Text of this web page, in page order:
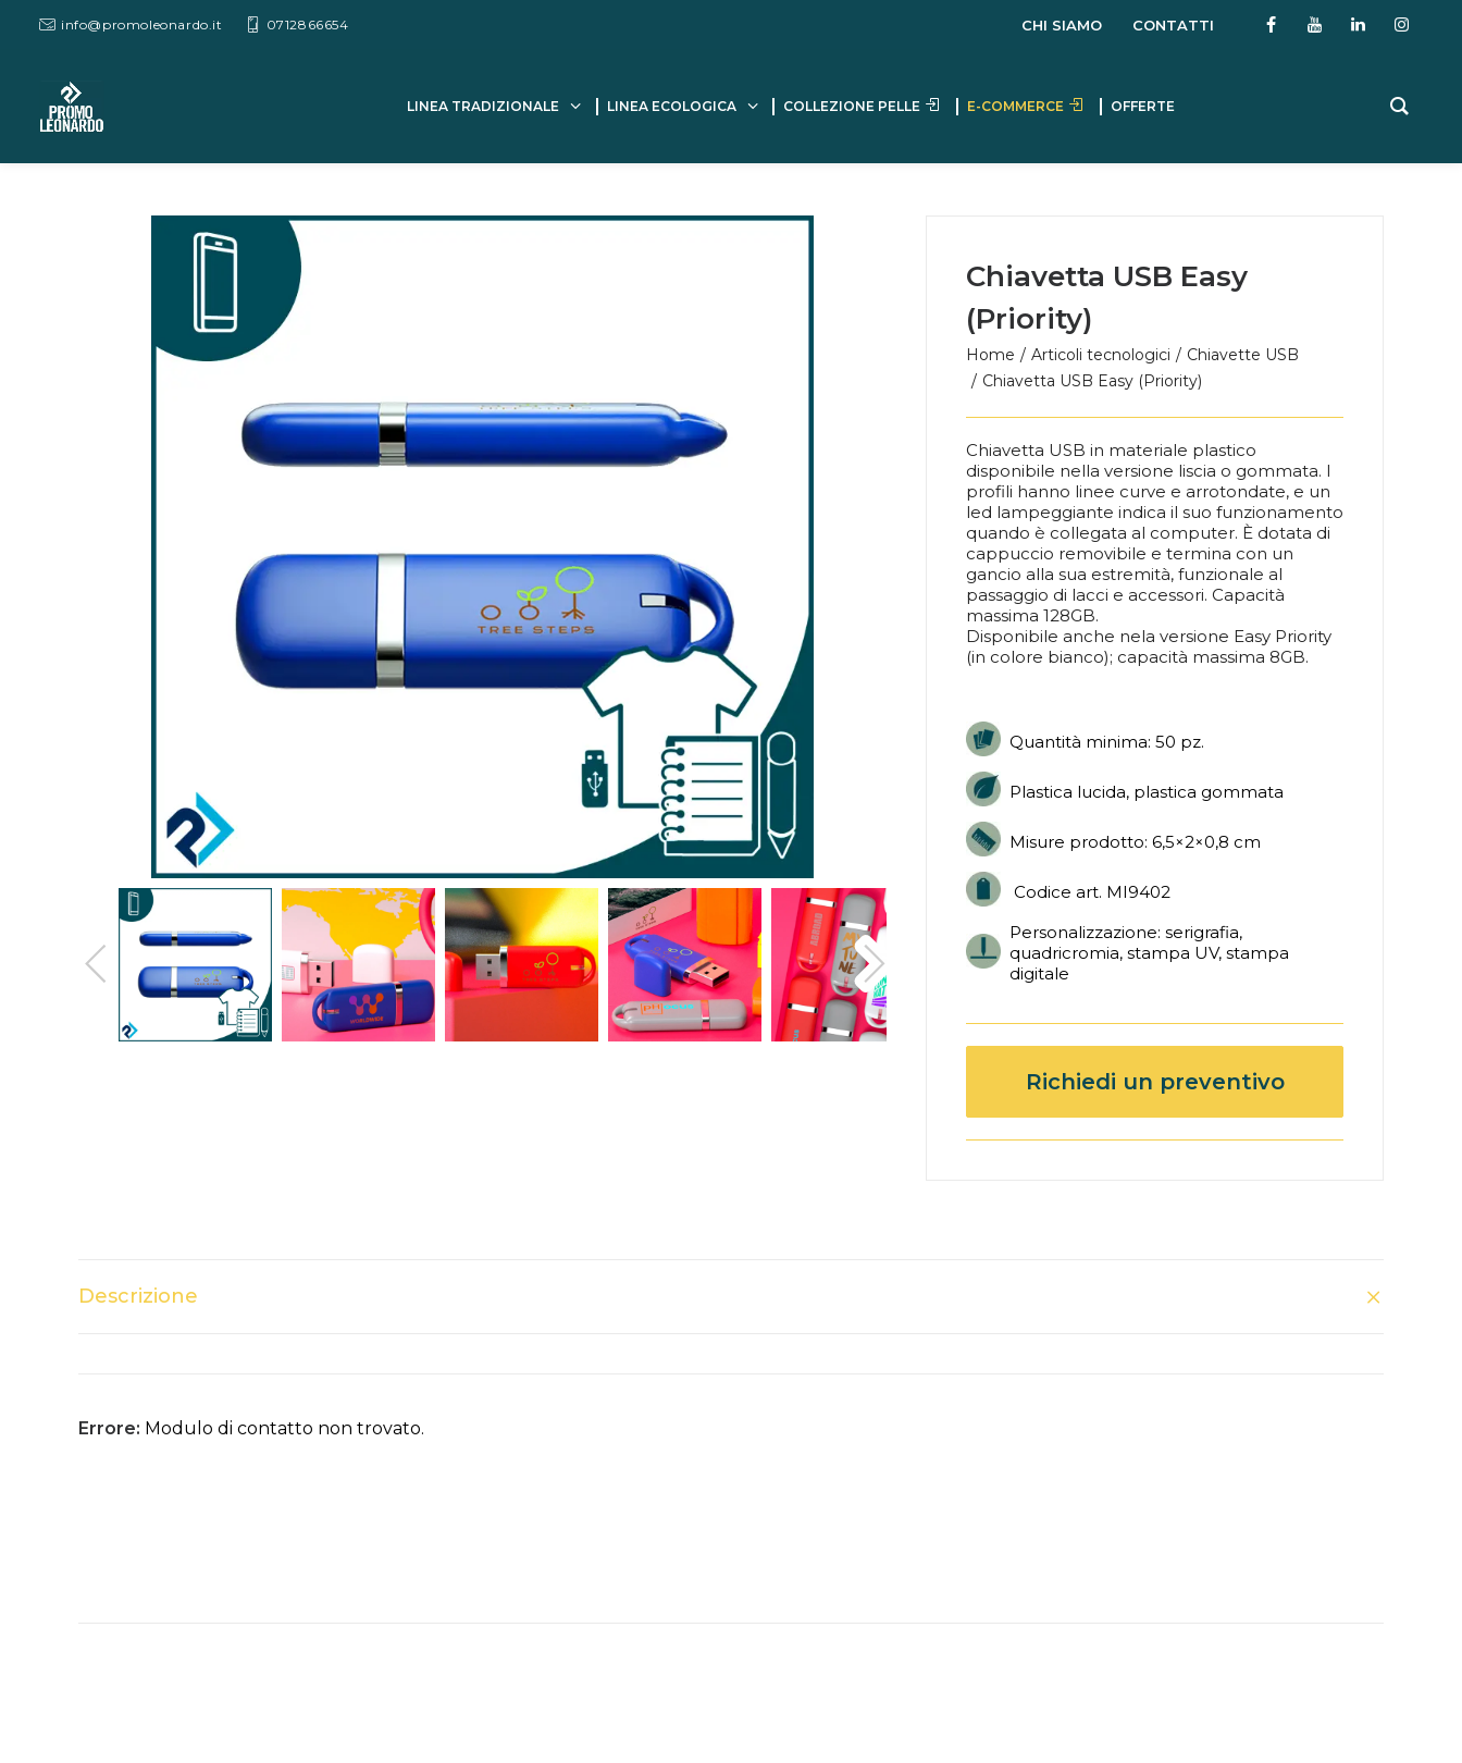
info@promoleonardo.it 0712866654 CHI SIAMO CONTATTI
LINEA TRADIZIONALE LINEA ECOLOGICA COLLEZIONE PELLE E-COMMERCE OFFERTE
Chiavetta USB Easy
(Priority)
Home Articoli tecnologici
Chiavette USB
Chiavetta USB Easy (Priority)
Chiavetta USB in materiale plastico
disponibile nella versione liscia o gommata. I
profili hanno linee curve e arrotondate, e un
led lampeggiante indica il suo funzionamento
quando è collegata al computer. È dotata di
cappuccio removibile e termina con un
gancio alla sua estremità, funzionale al
passaggio di lacci e accessori. Capacità
massima 128GB.
Disponibile anche nela versione Easy Priority
(in colore bianco); capacità massima 8GB.
Quantità minima: 50 pz.
Plastica lucida, plastica gommata
Misure prodotto: 6,5×2×0,8 cm
Codice art. MI9402
Personalizzazione: serigrafia,
quadricromia, stampa UV, stampa
digitale
Richiedi un preventivo
Descrizione
Errore: Modulo di contatto non trovato.